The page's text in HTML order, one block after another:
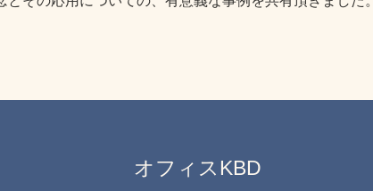
オフィスKBD